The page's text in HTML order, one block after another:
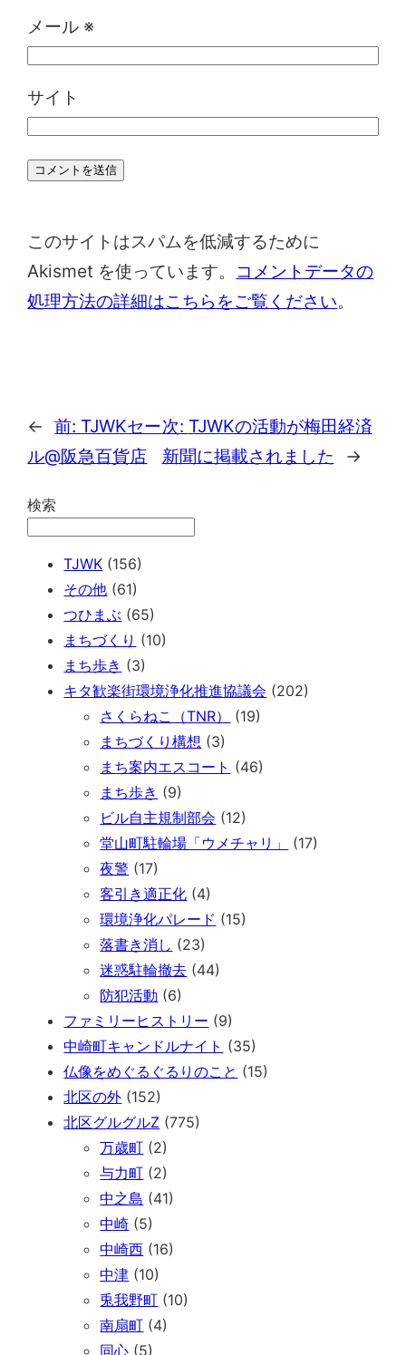
メール ※
サイト
このサイトはスパムを低減するために
Akismet を使っています。
コメントデータの
処理方法の詳細はこちらをご覧ください。
← 前: TJWKセー
ル@阪急百貨店
次: TJWKの活動が梅田経済
新聞に掲載されました
→
検索
TJWK (156)
その他 (61)
つひまぶ (65)
まちづくり (10)
まち歩き (3)
キタ歓楽街環境浄化推進協議会 (202)
さくらねこ（TNR）
(19)
まちづくり構想 (3)
まち案内エスコート (46)
まち歩き (9)
ビル自主規制部会 (12)
堂山町駐輪場「ウメチャリ」
(17)
夜警 (17)
客引き適正化 (4)
環境浄化パレード (15)
落書き消し (23)
迷惑駐輪撤去 (44)
防犯活動 (6)
ファミリーヒストリー (9)
中崎町キャンドルナイト (35)
仏像をめぐるぐるりのこと (15)
北区の外 (152)
北区グルグルZ (775)
万歳町 (2)
与力町 (2)
中之島 (41)
中崎 (5)
中崎西 (16)
中津 (10)
兎我野町 (10)
南扇町 (4)
同心 (5)